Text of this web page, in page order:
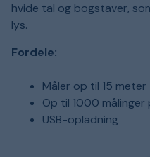
hvide tal og bogstaver,
lys.
Fordele:
Måler op til 15 meter
Op til 1000 målinger
USB-opladning